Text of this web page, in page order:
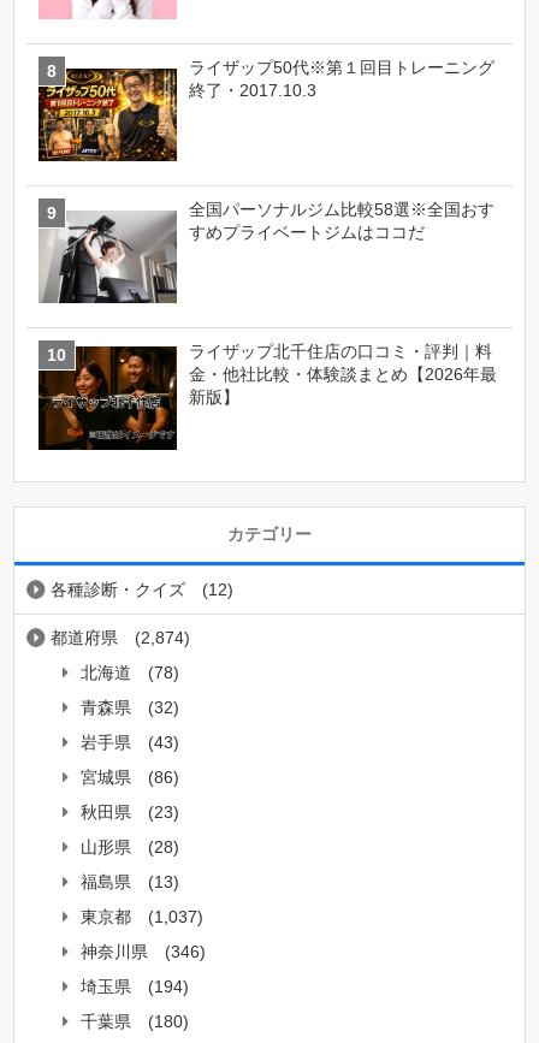
ライザップ50代※第１回目トレーニング
終了・2017.10.3
全国パーソナルジム比較58選※全国おす
すめプライベートジムはココだ
ライザップ北千住店の口コミ・評判｜料
金・他社比較・体験談まとめ【2026年最
新版】
カテゴリー
各種診断・クイズ (12)
都道府県
(2,874)
北海道
(78)
青森県
(32)
岩手県
(43)
宮城県
(86)
秋田県
(23)
山形県
(28)
福島県
(13)
東京都
(1,037)
神奈川県
(346)
埼玉県
(194)
千葉県
(180)